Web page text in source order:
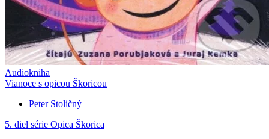
Audiokniha
Vianoce s opicou Škoricou
Peter Stoličný
5. diel série Opica Škorica